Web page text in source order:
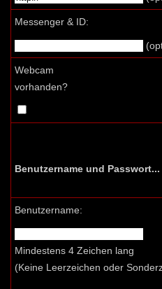
Messenger & ID:
Webcam
vorhanden?
Benutzername und Passwort...
Benutzername:
Mindestens 4 Zeichen lang
(Keine Leerzeichen oder